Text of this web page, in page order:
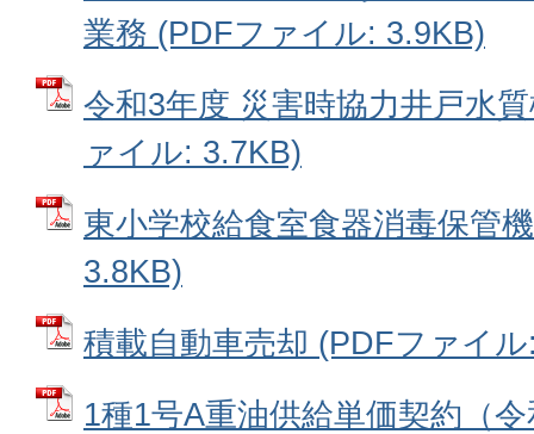
業務 (PDFファイル: 3.9KB)
令和3年度 災害時協力井戸水
ァイル: 3.7KB)
東小学校給食室食器消毒保管
3.8KB)
積載自動車売却 (PDFファイ
1種1号A重油供給単価契約（